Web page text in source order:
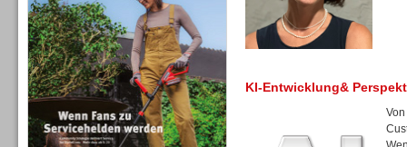
TK- und ACD-Systeme
KI-Entwicklung&